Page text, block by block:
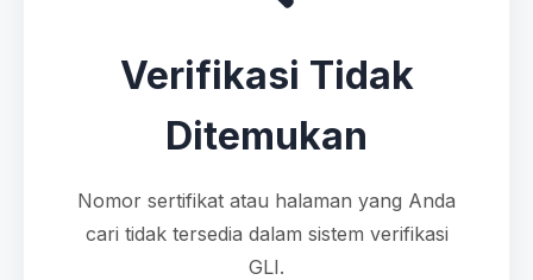
Verifikasi Tidak
Ditemukan
Nomor sertifikat atau halaman yang Anda
cari tidak tersedia dalam sistem verifikasi
GLI.